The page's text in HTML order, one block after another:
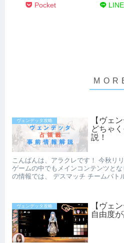
Pocket LINE
ヴェンデッタ攻略
【ヴェ
どちゃ
説！
こんばんは、アラクレです！ 今秋リ
ゲームの中でもメインコンテンツと
の情報では、 デスマッチ チームバト
ヴェンデッタ攻略
【ヴェ
自由度